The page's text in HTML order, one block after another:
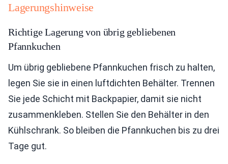
Lagerungshinweise
Richtige Lagerung von übrig gebliebenen
Pfannkuchen
Um übrig gebliebene Pfannkuchen frisch zu halten,
legen Sie sie in einen luftdichten Behälter. Trennen
Sie jede Schicht mit Backpapier, damit sie nicht
zusammenkleben. Stellen Sie den Behälter in den
Kühlschrank. So bleiben die Pfannkuchen bis zu drei
Tage gut.